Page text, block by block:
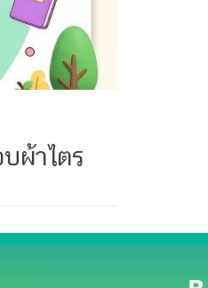
ผ้าไตร